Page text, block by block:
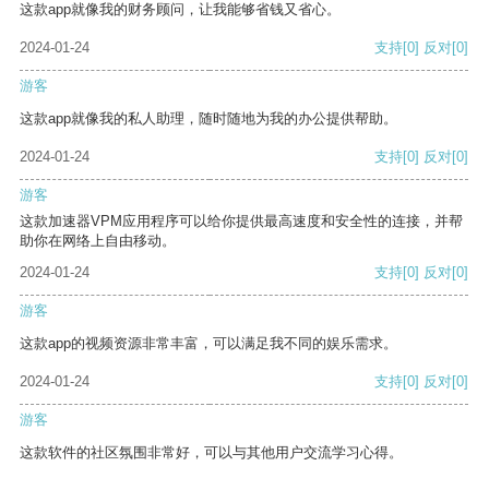
这款app就像我的财务顾问，让我能够省钱又省心。
2024-01-24 支持[0] 反对[0]
游客
这款app就像我的私人助理，随时随地为我的办公提供帮助。
2024-01-24 支持[0] 反对[0]
游客
这款加速器VPM应用程序可以给你提供最高速度和安全性的连接，并帮
助你在网络上自由移动。
2024-01-24
支持[0] 反对[0]
游客
这款app的视频资源非常丰富，可以满足我不同的娱乐需求。
2024-01-24 支持[0] 反对[0]
游客
这款软件的社区氛围非常好，可以与其他用户交流学习心得。